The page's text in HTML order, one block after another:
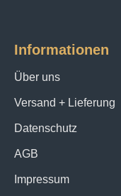
Informationen
Über uns
Versand + Lieferung
Datenschutz
AGB
Impressum